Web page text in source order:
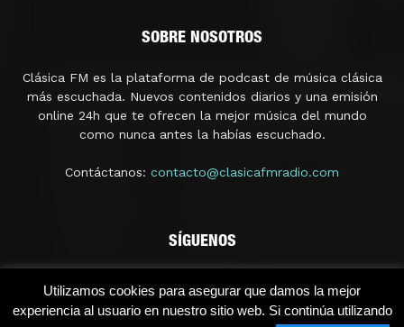
SOBRE NOSOTROS
Clásica FM es la plataforma de podcast de música clásica
más escuchada. Nuevos contenidos diarios y una emisión
online 24h que te ofrecen la mejor música del mundo
como nunca antes la habías escuchado.
Contáctanos: contacto@clasicafmradio.com
SÍGUENOS
Utilizamos cookies para asegurar que damos la mejor
experiencia al usuario en nuestro sitio web. Si continúa utilizando